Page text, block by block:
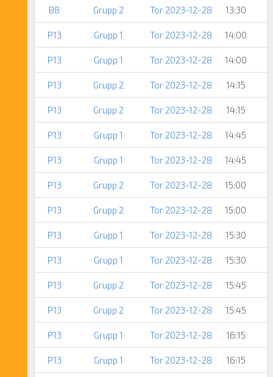
B8 Grupp 2 Tor 2023-12-28 13:30
P13 Grupp 1 Tor 2023-12-28 14:00
P13 Grupp 1 Tor 2023-12-28 14:00
P13 Grupp 2 Tor 2023-12-28 14:15
P13 Grupp 2 Tor 2023-12-28 14:15
P13 Grupp 1 Tor 2023-12-28 14:45
P13 Grupp 1 Tor 2023-12-28 14:45
P13 Grupp 2 Tor 2023-12-28 15:00
P13 Grupp 2 Tor 2023-12-28 15:00
P13 Grupp 1 Tor 2023-12-28 15:30
P13 Grupp 1 Tor 2023-12-28 15:30
P13 Grupp 2 Tor 2023-12-28 15:45
P13 Grupp 2 Tor 2023-12-28 15:45
P13 Grupp 1 Tor 2023-12-28 16:15
P13 Grupp 1 Tor 2023-12-28 16:15